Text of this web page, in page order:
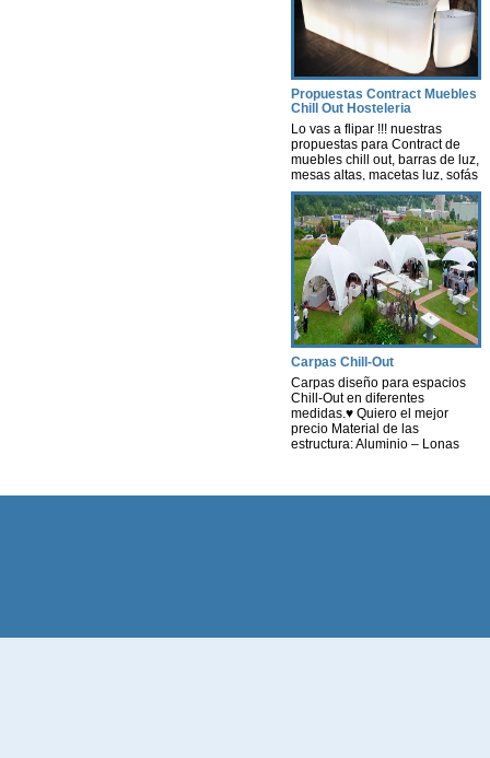
Propuestas Contract Muebles
Chill Out Hosteleria
Lo vas a flipar !!! nuestras
propuestas para Contract de
muebles chill out, barras de luz,
mesas altas, macetas luz, sofás
con luz, lámparas, decoración
con luz leds con autonomía
propia, nosotros te hacemos un
estudio según tus necesidades
y presupuesto. Contract-
instalaciones -Hosteleria -
muebles terraza chill out Ya sea
para cualquier tipo de Evento
[…]
Carpas Chill-Out
Carpas diseño para espacios
Chill-Out en diferentes
medidas.♥ Quiero el mejor
precio Material de las
estructura: Aluminio – Lonas